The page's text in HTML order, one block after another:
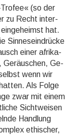
(so der
zu Recht inter­
hat.
Sinnes­ein­drücke
einer afrika­
Ge­räu­schen, Ge­
wenn wir
Als Folge
zwar mit einem
Sicht­weisen
Handlung
ethischer,